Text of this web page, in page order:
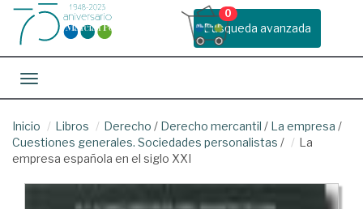
Busqueda avanzada
0
Toggle navigation
Inicio Libros Derecho / Derecho mercantil / La empresa /
Cuestiones generales. Sociedades personalistas /
La
empresa española en el siglo XXI